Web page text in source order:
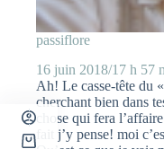
passiflore
16 juin 2018/17 h 57
Ah! Le casse-tête du
cherchant bien dans
chose qui fera
fait j’y pense! moi